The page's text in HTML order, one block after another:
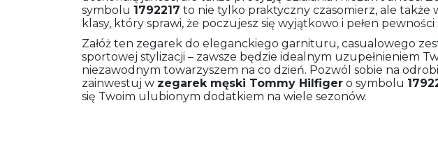
symbolu 1792217 to nie tylko praktyczny czasomierz, ale także
klasy, który sprawi, że poczujesz się wyjątkowo i pełen pewności
Załóż ten zegarek do eleganckiego garnituru, casualowego
sportowej stylizacji – zawsze będzie idealnym uzupełnieniem
niezawodnym towarzyszem na co dzień. Pozwól sobie na
zainwestuj w zegarek męski Tommy Hilfiger o symbolu
się Twoim ulubionym dodatkiem na wiele sezonów.